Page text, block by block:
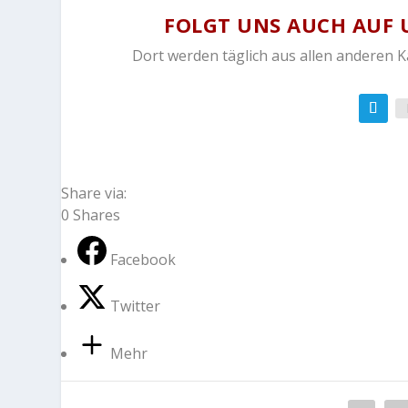
FOLGT UNS AUCH AUF
Dort werden täglich aus allen anderen
Share via:
0 Shares
Facebook
Twitter
Mehr